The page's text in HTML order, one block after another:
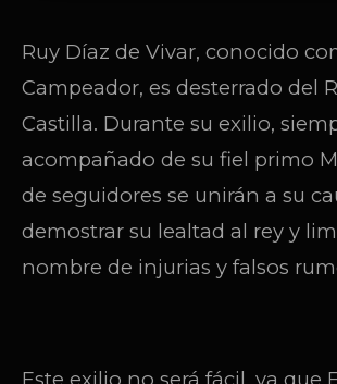
Ruy Díaz de Vivar, conocido
Campeador, es desterrado del
Castilla. Durante su exilio,
acompañado de su fiel primo
de seguidores se unirán a su
demostrar su lealtad al rey y
nombre de injurias y falsos
Este exilio no será fácil, ya que